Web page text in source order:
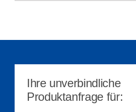
Ihre unverbindliche
Produktanfrage für: